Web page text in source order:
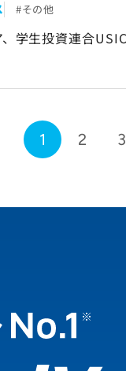
その他
学生投資連合
1 2 3